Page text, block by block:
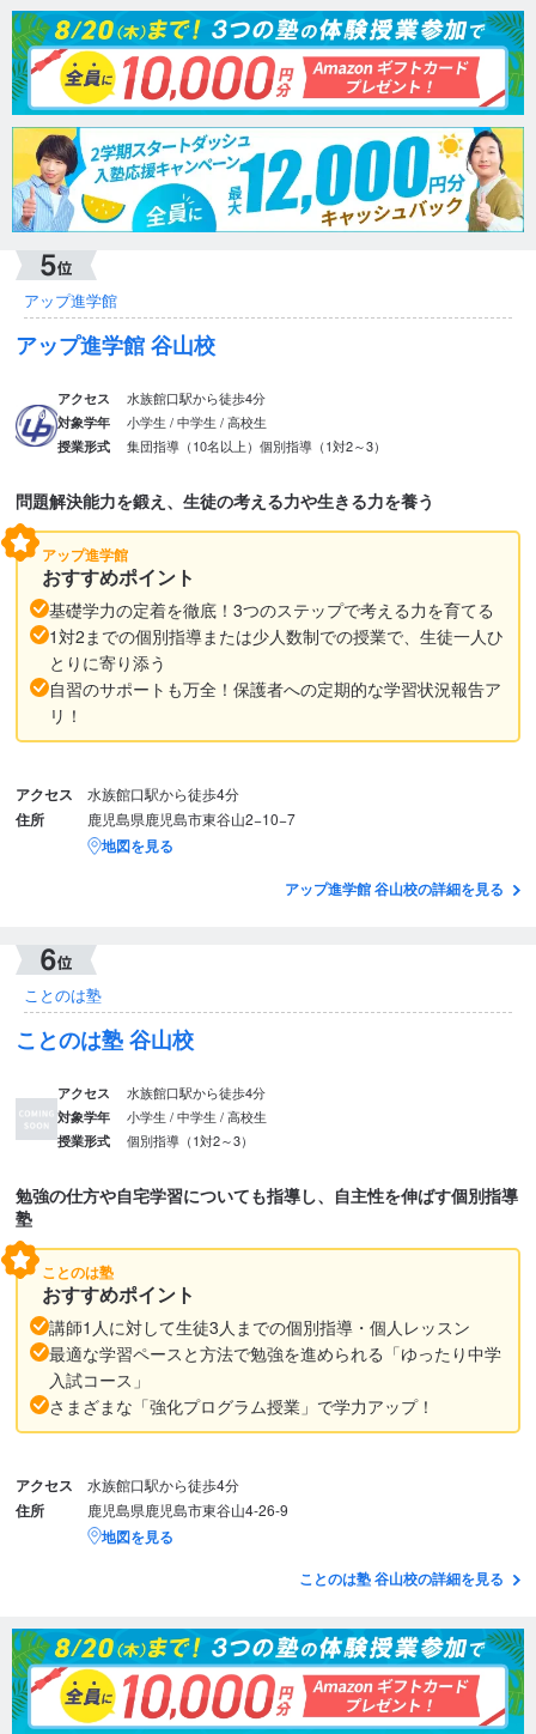
アップ進学館
アップ進学館 谷山校
アクセス 水族館口駅から徒歩4分
対象学年 小学生 / 中学生 / 高校生
授業形式 集団指導（10名以上） 個別指導（1対2～3）
問題解決能力を鍛え、生徒の考える力や生きる力を養う
アップ進学館
おすすめポイント
基礎学力の定着を徹底！3つのステップで考える力を育てる
1対2までの個別指導または少人数制での授業で、生徒一人ひ
とりに寄り添う
自習のサポートも万全！保護者への定期的な学習状況報告ア
リ！
アクセス 水族館口駅から徒歩4分
住所 鹿児島県鹿児島市東谷山2−10−7
地図を見る
アップ進学館 谷山校の詳細を見る
ことのは塾
ことのは塾 谷山校
アクセス 水族館口駅から徒歩4分
対象学年 小学生 / 中学生 / 高校生
授業形式 個別指導（1対2～3）
勉強の仕方や自宅学習についても指導し、自主性を伸ばす個別指導
塾
ことのは塾
おすすめポイント
講師1人に対して生徒3人までの個別指導・個人レッスン
最適な学習ペースと方法で勉強を進められる「ゆったり中学
入試コース」
さまざまな「強化プログラム授業」で学力アップ！
アクセス 水族館口駅から徒歩4分
住所 鹿児島県鹿児島市東谷山4-26-9
地図を見る
ことのは塾 谷山校の詳細を見る